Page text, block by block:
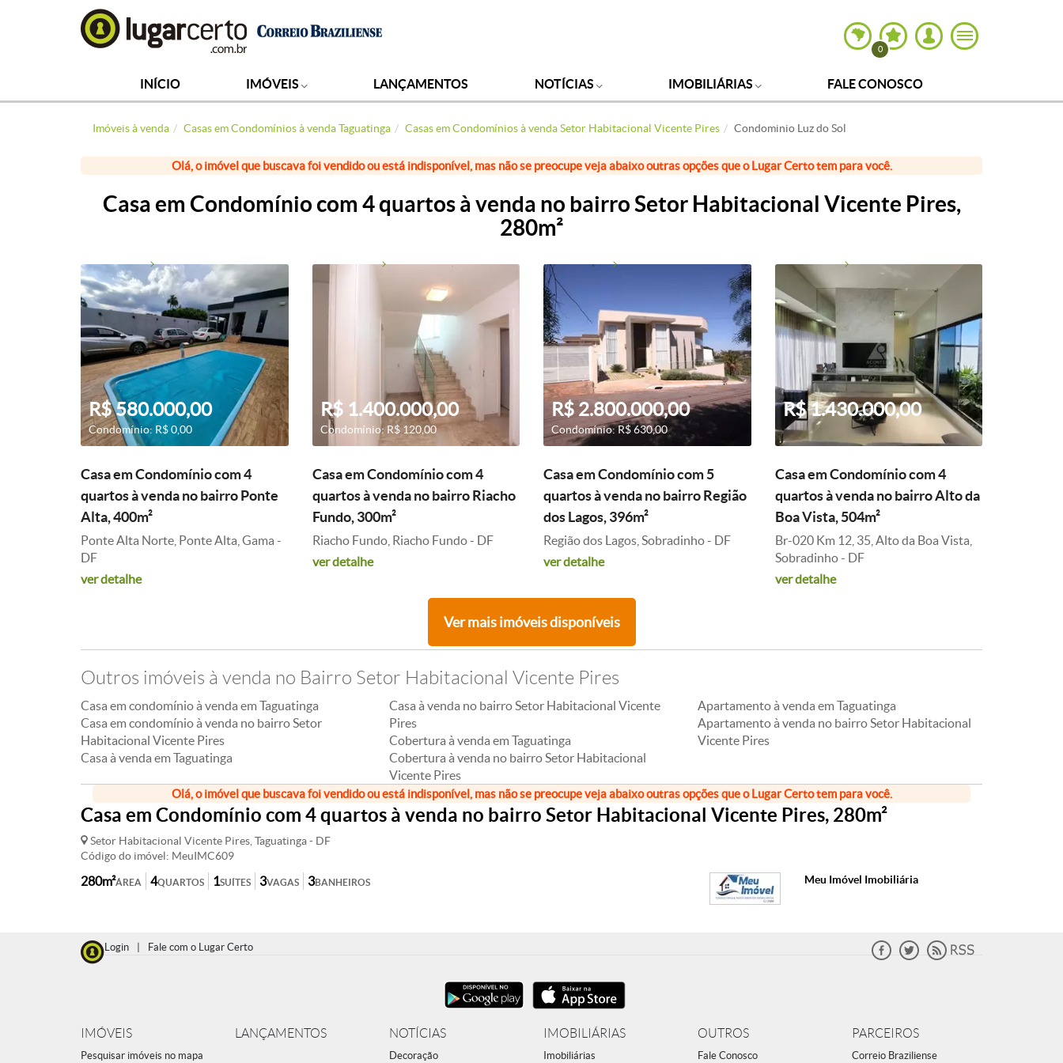
0
INÍCIO IMÓVEIS LANÇAMENTOS NOTÍCIAS IMOBILIÁRIAS FALE CONOSCO
Imóveis à venda Casas em Condomínios à venda Taguatinga Casas em Condomínios à venda Setor Habitacional Vicente Pires Condominio Luz do Sol
Olá, o imóvel que buscava foi vendido ou está indisponível, mas não se preocupe veja abaixo outras opções que o Lugar Certo tem para você.
Casa em Condomínio com 4 quartos à venda no bairro Setor Habitacional Vicente Pires,
280m²
R$ 580.000,00
Condomínio: R$ 0,00
Casa em Condomínio com 4
quartos à venda no bairro Ponte
Alta, 400m²
Ponte Alta Norte, Ponte Alta, Gama -
DF
ver detalhe
R$ 1.400.000,00
Condomínio: R$ 120,00
Casa em Condomínio com 4
quartos à venda no bairro Riacho
Fundo, 300m²
Riacho Fundo, Riacho Fundo - DF
ver detalhe
R$ 2.800.000,00
Condomínio: R$ 630,00
Casa em Condomínio com 5
quartos à venda no bairro Região
dos Lagos, 396m²
Região dos Lagos, Sobradinho - DF
ver detalhe
R$ 1.430.000,00
Casa em Condomínio com 4
quartos à venda no bairro Alto da
Boa Vista, 504m²
Br-020 Km 12, 35, Alto da Boa Vista,
Sobradinho - DF
ver detalhe
Ver mais imóveis disponíveis
Outros imóveis à venda no Bairro Setor Habitacional Vicente Pires
Casa em condomínio à venda em Taguatinga
Casa em condomínio à venda no bairro Setor
Habitacional Vicente Pires
Casa à venda em Taguatinga
Casa à venda no bairro Setor Habitacional Vicente
Pires
Cobertura à venda em Taguatinga
Cobertura à venda no bairro Setor Habitacional
Vicente Pires
Apartamento à venda em Taguatinga
Apartamento à venda no bairro Setor Habitacional
Vicente Pires
Olá, o imóvel que buscava foi vendido ou está indisponível, mas não se preocupe veja abaixo outras opções que o Lugar Certo tem para você.
Casa em Condomínio com 4 quartos à venda no bairro Setor Habitacional Vicente Pires, 280m²
Setor Habitacional Vicente Pires, Taguatinga - DF
Código do imóvel: MeuIMC609
ÁREA
280m² QUARTOS
4 SUÍTES
1 VAGAS
3 BANHEIROS
3 Meu Imóvel Imobiliária
Login | Fale com o Lugar Certo
IMÓVEIS
Pesquisar imóveis no mapa
LANÇAMENTOS NOTÍCIAS
Decoração
IMOBILIÁRIAS
Imobiliárias
OUTROS
Fale Conosco
PARCEIROS
Correio Braziliense